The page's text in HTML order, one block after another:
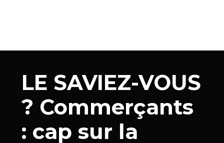
LE SAVIEZ-VOUS
? Commerçants
: cap sur la